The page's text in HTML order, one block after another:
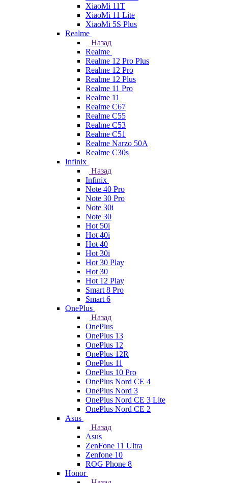
XiaoMi 11T
XiaoMi 11 Lite
XiaoMi 5S Plus
Realme
Назад
Realme
Realme 12 Pro Plus
Realme 12 Pro
Realme 12 Plus
Realme 11 Pro
Realme 11
Realme C67
Realme C55
Realme C53
Realme C51
Realme Narzo 50A
Realme C30s
Infinix
Назад
Infinix
Note 40 Pro
Note 30 Pro
Note 30i
Note 30
Hot 50i
Hot 40i
Hot 40
Hot 30i
Hot 30 Play
Hot 30
Hot 12 Play
Smart 8 Pro
Smart 6
OnePlus
Назад
OnePlus
OnePlus 13
OnePlus 12
OnePlus 12R
OnePlus 11
OnePlus 10 Pro
OnePlus Nord CE 4
OnePlus Nord 3
OnePlus Nord CE 3 Lite
OnePlus Nord CE 2
Asus
Назад
Asus
ZenFone 11 Ultra
Zenfone 10
ROG Phone 8
Honor